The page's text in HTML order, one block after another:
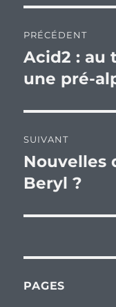
de
l’article
PRÉCÉDENT
Publication
précédente :
Acid2 : au
une pré-
SUIVANT
Publication
suivante :
Nouvelles
Beryl ?
PAGES